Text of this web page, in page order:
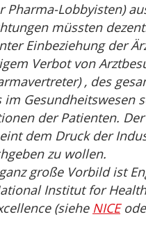
Pharma-Lobbyisten)
müssten
Einbeziehung der
Verbot von
, des
im Gesundheitswesen
der Patienten.
dem Druck der
zu wollen.
große Vorbild ist
Institut for
(siehe NICE